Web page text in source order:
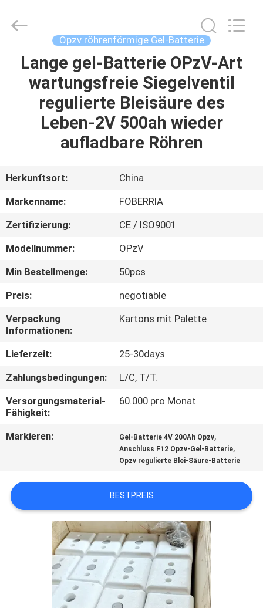
HAUS
PRODUKTE
ÜBER
UNS
FABRIK-
AUSFLUG
QUALITÄTSKONTROLLE
TRETEN
SIE
UNS
IN
FÄLLE
SITEMAP
PRIVACY
CO.,LTD..
Opzv röhrenförmige Gel-Batterie
Lange gel-Batterie OPzV-Art
wartungsfreie Siegelventil
regulierte Bleisäure des
Leben-2V 500ah wieder
aufladbare Röhren
Herkunftsort:
China
Markenname:
FOBERRIA
Zertifizierung:
CE / ISO9001
Modellnummer:
OPzV
Min Bestellmenge:
50pcs
Preis:
negotiable
Verpackung
Informationen:
Kartons mit Palette
Lieferzeit:
25-30days
Zahlungsbedingungen:
L/C, T/T.
Versorgungsmaterial-
Fähigkeit:
60.000 pro Monat
Markieren: Gel-Batterie 4V 200Ah Opzv,
Anschluss F12 Opzv-Gel-Batterie,
Opzv regulierte Blei-Säure-Batterie
BESTPREIS